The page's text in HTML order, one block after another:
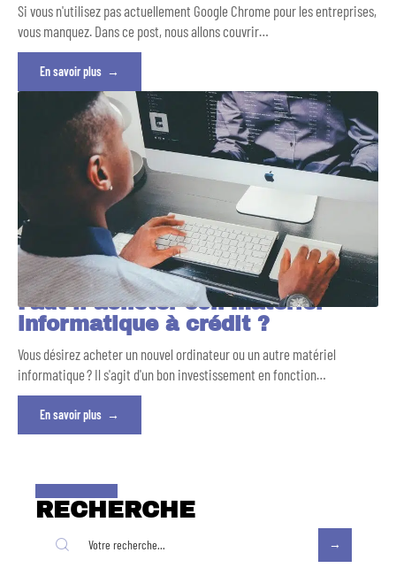
Si vous n'utilisez pas actuellement Google Chrome pour les entreprises,
vous manquez. Dans ce post, nous allons couvrir…
En savoir plus
Faut-il acheter son matériel
informatique à crédit ?
Vous désirez acheter un nouvel ordinateur ou un autre matériel
informatique ? Il s'agit d'un bon investissement en fonction…
En savoir plus
RECHERCHE